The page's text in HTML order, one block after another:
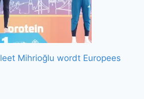
Mihrioğlu wordt Europees